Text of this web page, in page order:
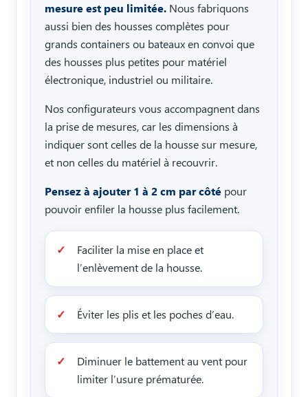
mesure est peu limitée. Nous fabriquons
aussi bien des housses complètes pour
grands containers ou bateaux en convoi que
des housses plus petites pour matériel
électronique, industriel ou militaire.
Nos configurateurs vous accompagnent dans
la prise de mesures, car les dimensions à
indiquer sont celles de la housse sur mesure,
et non celles du matériel à recouvrir.
Pensez à ajouter 1 à 2 cm par côté pour
pouvoir enfiler la housse plus facilement.
Faciliter la mise en place et
l’enlèvement de la housse.
Éviter les plis et les poches d’eau.
Diminuer le battement au vent pour
limiter l’usure prématurée.